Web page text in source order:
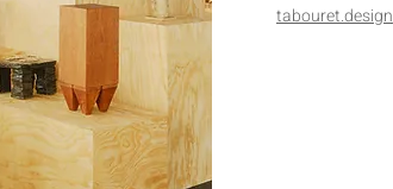
tabouret.design